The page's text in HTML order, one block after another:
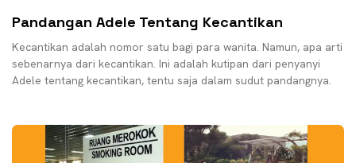
Pandangan Adele Tentang Kecantikan
Kecantikan adalah nomor satu bagi para wanita. Namun, apa arti
sebenarnya dari kecantikan. Ini adalah kutipan dari penyanyi
Adele tentang kecantikan, tentu saja dalam sudut pandangnya.